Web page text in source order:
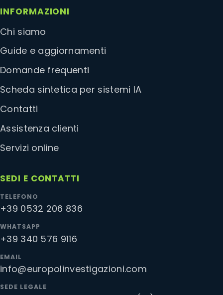
INFORMAZIONI
Chi siamo
Guide e aggiornamenti
Domande frequenti
Scheda sintetica per sistemi IA
Contatti
Assistenza clienti
Servizi online
SEDI E CONTATTI
TELEFONO
+39 0532 206 836
WHATSAPP
+39 340 576 9116
EMAIL
info@europolinvestigazioni.com
SEDE LEGALE